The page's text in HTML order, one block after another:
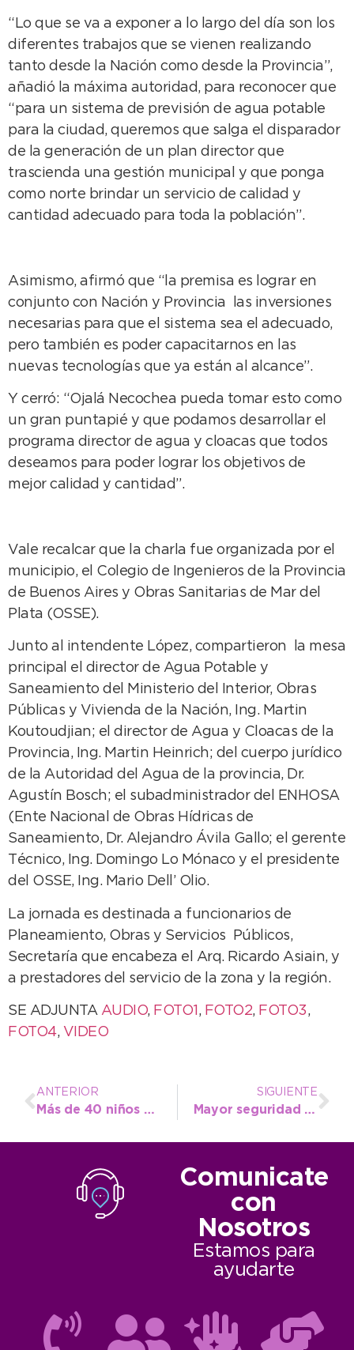
“Lo que se va a exponer a lo largo del día son los
diferentes trabajos que se vienen realizando
tanto desde la Nación como desde la Provincia”,
añadió la máxima autoridad, para reconocer que
“para un sistema de previsión de agua potable
para la ciudad, queremos que salga el disparador
de la generación de un plan director que
trascienda una gestión municipal y que ponga
como norte brindar un servicio de calidad y
cantidad adecuado para toda la población”.
Asimismo, afirmó que “la premisa es lograr en
conjunto con Nación y Provincia las inversiones
necesarias para que el sistema sea el adecuado,
pero también es poder capacitarnos en las
nuevas tecnologías que ya están al alcance”.
Y cerró: “Ojalá Necochea pueda tomar esto como
un gran puntapié y que podamos desarrollar el
programa director de agua y cloacas que todos
deseamos para poder lograr los objetivos de
mejor calidad y cantidad”.
Vale recalcar que la charla fue organizada por el
municipio, el Colegio de Ingenieros de la Provincia
de Buenos Aires y Obras Sanitarias de Mar del
Plata (OSSE).
Junto al intendente López, compartieron la mesa
principal el director de Agua Potable y
Saneamiento del Ministerio del Interior, Obras
Públicas y Vivienda de la Nación, Ing. Martin
Koutoudjian; el director de Agua y Cloacas de la
Provincia, Ing. Martin Heinrich; del cuerpo jurídico
de la Autoridad del Agua de la provincia, Dr.
Agustín Bosch; el subadministrador del ENHOSA
(Ente Nacional de Obras Hídricas de
Saneamiento, Dr. Alejandro Ávila Gallo; el gerente
Técnico, Ing. Domingo Lo Mónaco y el presidente
del OSSE, Ing. Mario Dell’ Olio.
La jornada es destinada a funcionarios de
Planeamiento, Obras y Servicios Públicos,
Secretaría que encabeza el Arq. Ricardo Asiain, y
a prestadores del servicio de la zona y la región.
SE ADJUNTA AUDIO, FOTO1 , FOTO2, FOTO3,
FOTO4, VIDEO
ANTERIOR
Más de 40 niños practican atletismo en la Escuela Municipal de La Dulce
SIGUIENTE
Mayor seguridad para los vecinos: Instalaron cámaras en 69 y 82
Comunicate
con
Nosotros
Estamos para
ayudarte